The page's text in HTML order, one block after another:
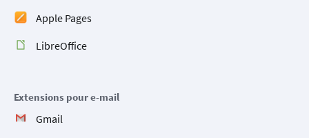
Apple Pages
LibreOffice
Extensions pour e-mail
Gmail